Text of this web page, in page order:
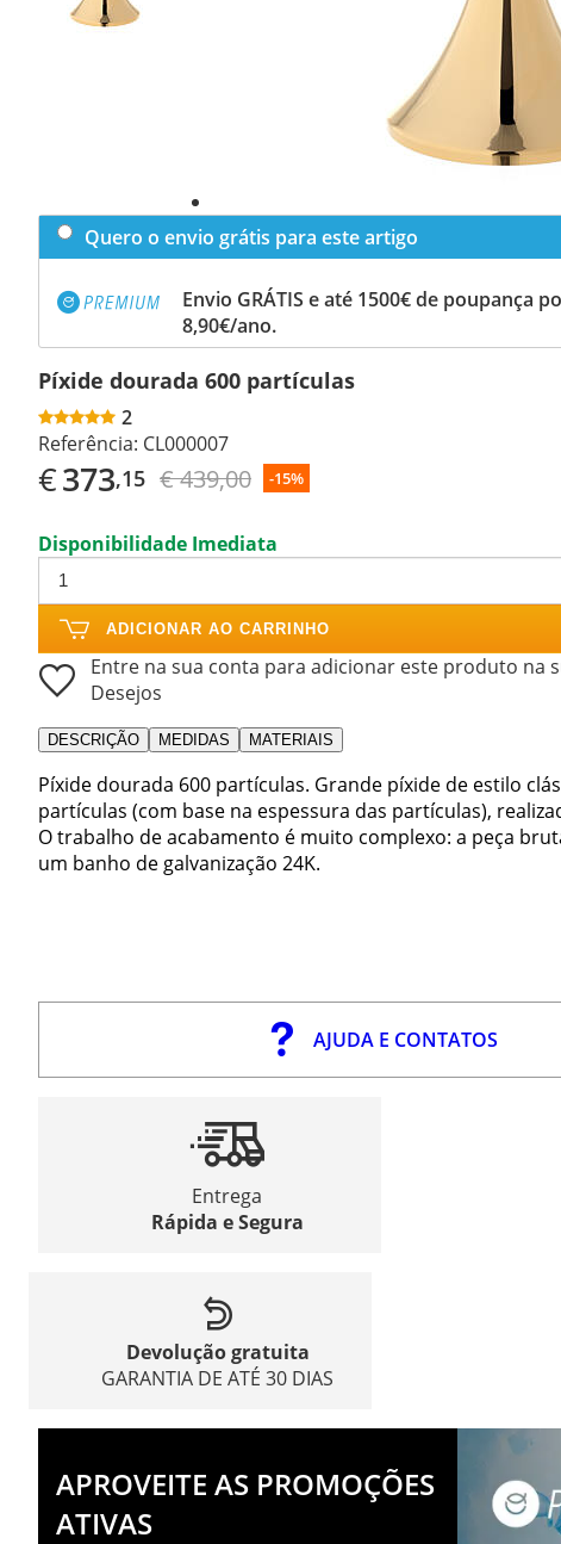
Quero o envio grátis para este artigo
Envio GRÁTIS e até 1500€ de poupança
8,90€/ano.
Píxide dourada 600 partículas
2
Referência: CL000007
€373,15 € 439,00 -15%
Disponibilidade Imediata
ADICIONAR AO CARRINHO
Entre na sua conta para adicionar este produto na
Desejos
DESCRIÇÃO MEDIDAS MATERIAIS
Píxide dourada 600 partículas. Grande píxide de estilo
partículas (com base na espessura das partículas),
O trabalho de acabamento é muito complexo: a peça
um banho de galvanização 24K.
AJUDA E CONTATOS
Entrega
Rápida e Segura
Devolução gratuita
GARANTIA DE ATÉ 30 DIAS
APROVEITE AS PROMOÇÕES
ATIVAS